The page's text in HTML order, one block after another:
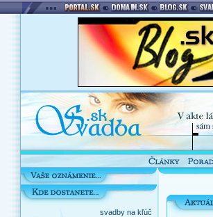
svadby na kľúč